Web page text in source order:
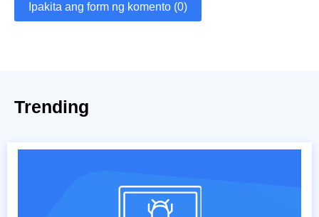
Ipakita ang form ng komento (0)
Trending